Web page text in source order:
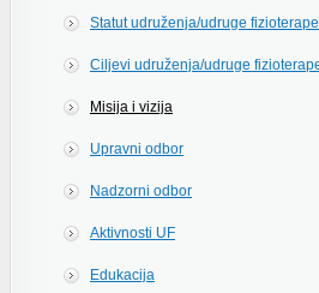
Statut udruženja/udruge
Ciljevi udruženja/udruge
Misija i vizija
Upravni odbor
Nadzorni odbor
Aktivnosti UF
Edukacija